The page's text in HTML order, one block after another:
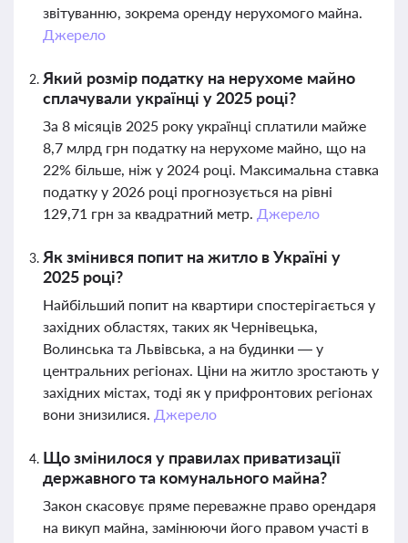
звітуванню, зокрема оренду нерухомого майна.
Джерело
Який розмір податку на нерухоме майно
сплачували українці у 2025 році?
За 8 місяців 2025 року українці сплатили майже
8,7 млрд грн податку на нерухоме майно, що на
22% більше, ніж у 2024 році. Максимальна ставка
податку у 2026 році прогнозується на рівні
129,71 грн за квадратний метр. Джерело
Як змінився попит на житло в Україні у
2025 році?
Найбільший попит на квартири спостерігається у
західних областях, таких як Чернівецька,
Волинська та Львівська, а на будинки — у
центральних регіонах. Ціни на житло зростають у
західних містах, тоді як у прифронтових регіонах
вони знизилися. Джерело
Що змінилося у правилах приватизації
державного та комунального майна?
Закон скасовує пряме переважне право орендаря
на викуп майна, замінюючи його правом участі в